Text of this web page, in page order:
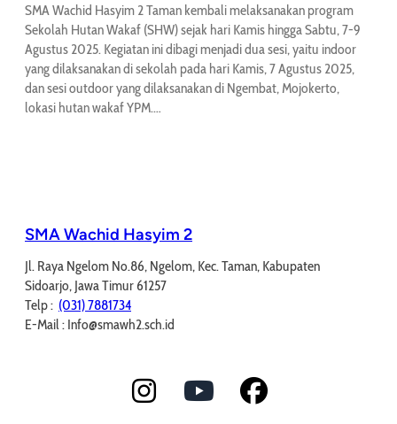
SMA Wachid Hasyim 2 Taman kembali melaksanakan program
Sekolah Hutan Wakaf (SHW) sejak hari Kamis hingga Sabtu, 7-9
Agustus 2025. Kegiatan ini dibagi menjadi dua sesi, yaitu indoor
yang dilaksanakan di sekolah pada hari Kamis, 7 Agustus 2025,
dan sesi outdoor yang dilaksanakan di Ngembat, Mojokerto,
lokasi hutan wakaf YPM.…
SMA Wachid Hasyim 2
Jl. Raya Ngelom No.86, Ngelom, Kec. Taman, Kabupaten
Sidoarjo, Jawa Timur 61257
Telp : (031) 7881734
E-Mail : Info@smawh2.sch.id